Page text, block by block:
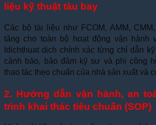
liệu kỹ thuật tàu bay
Các bộ tài liệu như FCOM, AMM,
tảng cho toàn bộ hoạt động vận hành
Idichthuat dịch chính xác từng chỉ dẫn
cảnh báo, bảo đảm kỹ sư và phi công
thao tác theo chuẩn của nhà sản xuất và
2. Hướng dẫn vận hành, an
trình khai thác tiêu chuẩn (SOP)